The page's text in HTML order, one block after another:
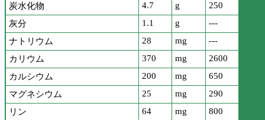
炭水化物
4.7 g
250
灰分
1.1 g
---
ナトリウム
28 mg
---
カリウム
370 mg
2600
カルシウム
200 mg
650
マグネシウム
25 mg
290
リン
64 mg
800